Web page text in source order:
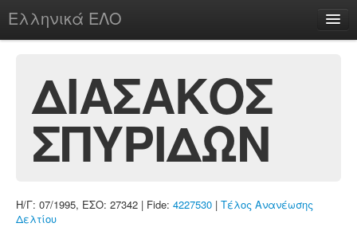
Ελληνικά ΕΛΟ
chesstu.be @ discord
Login
ΔΙΑΣΑΚΟΣ
ΣΠΥΡΙΔΩΝ
Η/Γ: 07/1995, ΕΣΟ: 27342 | Fide: 4227530 | Τέλος Ανανέωσης
Δελτίου